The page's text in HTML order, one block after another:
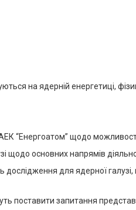
на ядерній енергетиці,
“Енергоатом” щодо
щодо основних напрямів
для ядерної
поставити запитання